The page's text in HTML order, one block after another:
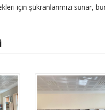
için şükranlarımızı sunar,